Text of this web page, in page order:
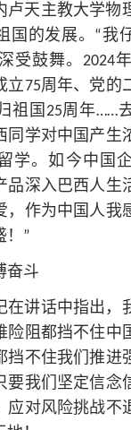
卢天主教大学物
国的发展。“我
受鼓舞。2024
立75周年、党的
祖国25周年……
同学对中国产生
学。如今中国
品深入巴西人生
，作为中国人我
！”
奋斗
在讲话中指出，
险阻都挡不住中
挡不住我们推进
要我们坚定信念
应对风险挑战不